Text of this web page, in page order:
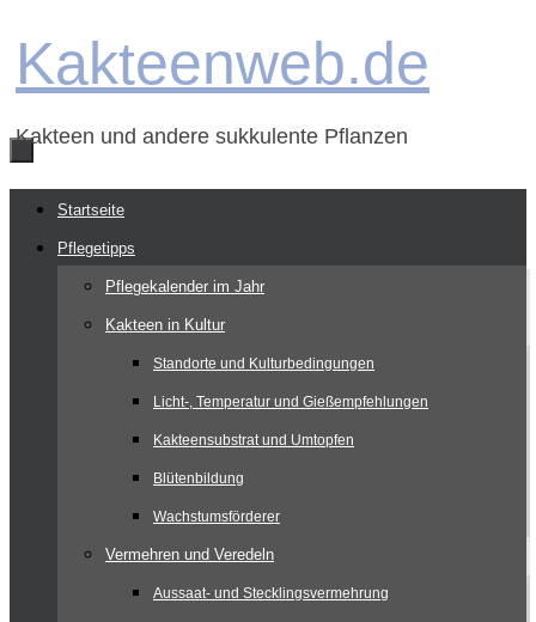
Inhalt
Kakteenweb.de
Kakteen und andere sukkulente Pflanzen
Zum
Inhalt
springen
Startseite
Pflegetipps
Pflegekalender im Jahr
Kakteen in Kultur
Standorte und Kulturbedingungen
Licht-, Temperatur und Gießempfehlungen
Kakteensubstrat und Umtopfen
Blütenbildung
Wachstumsförderer
Vermehren und Veredeln
Aussaat- und Stecklingsvermehrung